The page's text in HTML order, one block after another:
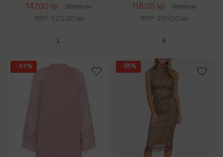
147.00 lei 289.00 lei
RRP: 525.00 lei
L
118.00 lei 189.00 lei
RRP: 299.00 lei
S
- 49% - 55%